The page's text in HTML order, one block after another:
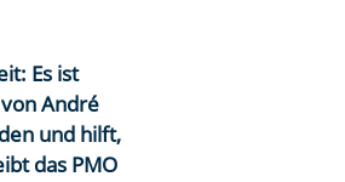
Es ist
André
und hilft,
das PMO